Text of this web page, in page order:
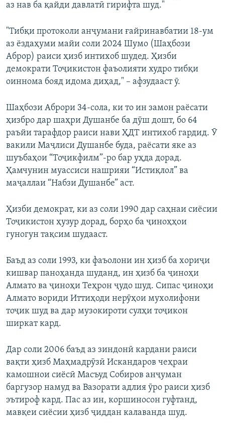
аз нав ба қайди давлатӣ гирифта шуд."
"Тибқи протоколи анҷумани ғайринавбатии 18-ум
аз ёздаҳуми майи соли 2024 Шумо (Шаҳбози
Аброр) раиси ҳизб интихоб шудед. Ҳизби
демократи Тоҷикистон фаъолияти худро тибқи
оиннома бояд идома диҳад," – афзудааст ӯ.
Шаҳбози Аброри 34-сола, ки то ин замон раёсати
ҳизбро дар шаҳри Душанбе ба дӯш дошт, бо 64
раъйи тарафдор раиси нави ҲДТ интихоб гардид. Ӯ
вакили Маҷлиси Душанбе буда, раёсати яке аз
шуъбаҳои “Тоҷикфилм”-ро бар уҳда дорад.
Ҳамчунин муассиси нашрияи “Истиқлол” ва
маҷаллаи “Набзи Душанбе” аст.
Ҳизби демократ, ки аз соли 1990 дар саҳнаи сиёсии
Тоҷикистон ҳузур дорад, борҳо ба ҷиноҳҳои
гуногун тақсим шудааст.
Баъд аз соли 1993, ки фаъолони ин ҳизб ба хориҷи
кишвар паноҳанда шуданд, ин ҳизб ба ҷиноҳи
Алмато ва ҷиноҳи Теҳрон ҷудо шуд. Сипас ҷиноҳи
Алмато вориди Иттиҳоди нерӯҳои мухолифони
тоҷик шуд ва дар музокироти сулҳи тоҷикон
ширкат кард.
Дар соли 2006 баъд аз зиндонӣ кардани раиси
вақти ҳизб Маҳмадрӯзӣ Искандаров чеҳраи
камошнои сиёсӣ Масъуд Собиров анҷуман
баргузор намуд ва Вазорати адлия ӯро раиси ҳизб
эътироф кард. Пас аз ин, коршиносон гуфтанд,
мавқеи сиёсии ҳизб ҷиддан калаванда шуд.